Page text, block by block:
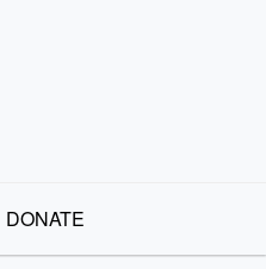
DONATE